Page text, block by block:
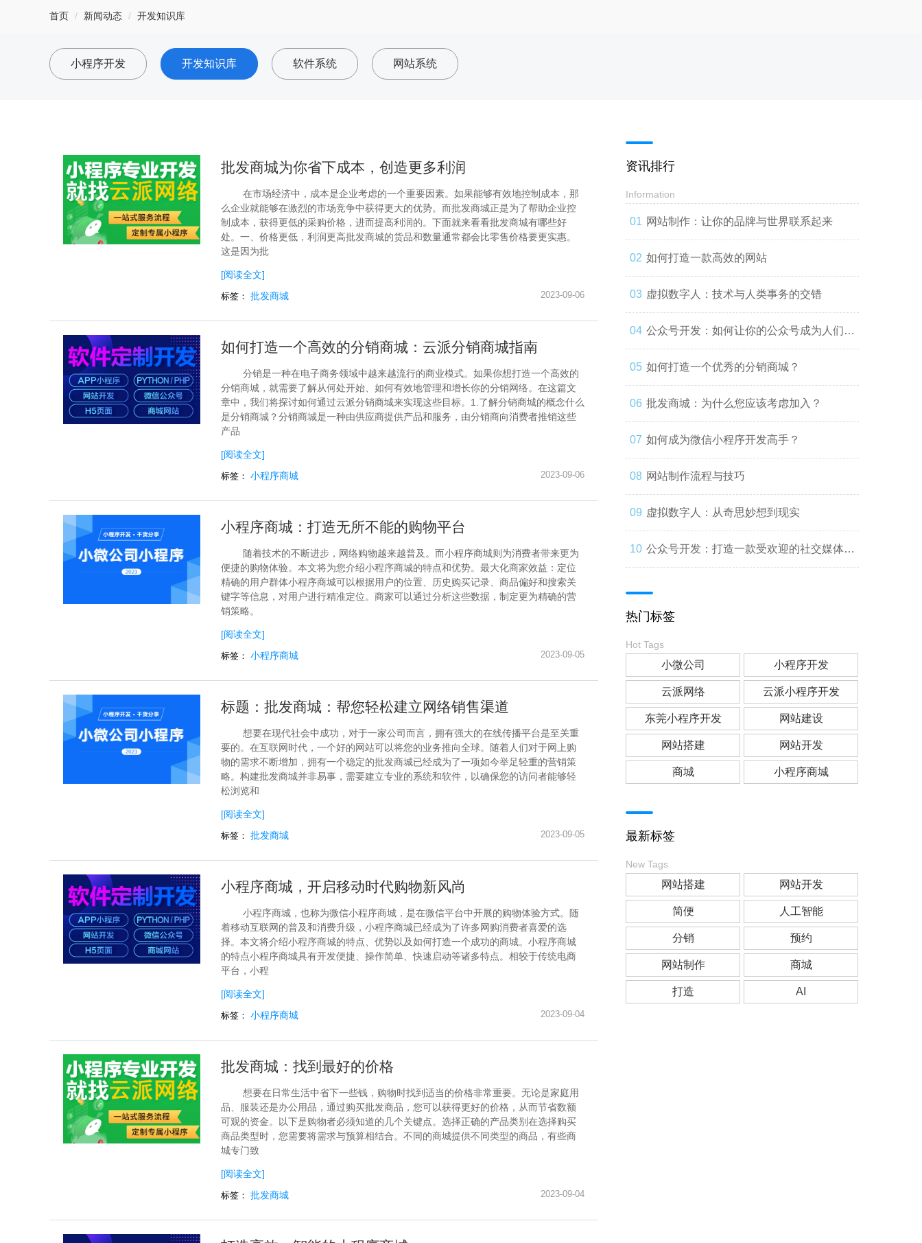
首页 新闻动态 开发知识库
小程序开发 开发知识库 软件系统 网站系统
批发商城为你省下成本，创造更多利润
在市场经济中，成本是企业考虑的一个重要因素。如果能够有效地控制成本，那
么企业就能够在激烈的市场竞争中获得更大的优势。而批发商城正是为了帮助企业控
制成本，获得更低的采购价格，进而提高利润的。下面就来看看批发商城有哪些好
处。一、价格更低，利润更高批发商城的货品和数量通常都会比零售价格要更实惠。
这是因为批
[阅读全文]
标签： 批发商城 2023-09-06
如何打造一个高效的分销商城：云派分销商城指南
分销是一种在电子商务领域中越来越流行的商业模式。如果你想打造一个高效的
分销商城，就需要了解从何处开始、如何有效地管理和增长你的分销网络。在这篇文
章中，我们将探讨如何通过云派分销商城来实现这些目标。1.了解分销商城的概念什么
是分销商城？分销商城是一种由供应商提供产品和服务，由分销商向消费者推销这些
产品
[阅读全文]
标签： 小程序商城 2023-09-06
小程序商城：打造无所不能的购物平台
随着技术的不断进步，网络购物越来越普及。而小程序商城则为消费者带来更为
便捷的购物体验。本文将为您介绍小程序商城的特点和优势。最大化商家效益：定位
精确的用户群体小程序商城可以根据用户的位置、历史购买记录、商品偏好和搜索关
键字等信息，对用户进行精准定位。商家可以通过分析这些数据，制定更为精确的营
销策略。
[阅读全文]
标签： 小程序商城 2023-09-05
标题：批发商城：帮您轻松建立网络销售渠道
想要在现代社会中成功，对于一家公司而言，拥有强大的在线传播平台是至关重
要的。在互联网时代，一个好的网站可以将您的业务推向全球。随着人们对于网上购
物的需求不断增加，拥有一个稳定的批发商城已经成为了一项如今举足轻重的营销策
略。构建批发商城并非易事，需要建立专业的系统和软件，以确保您的访问者能够轻
松浏览和
[阅读全文]
标签： 批发商城 2023-09-05
小程序商城，开启移动时代购物新风尚
小程序商城，也称为微信小程序商城，是在微信平台中开展的购物体验方式。随
着移动互联网的普及和消费升级，小程序商城已经成为了许多网购消费者喜爱的选
择。本文将介绍小程序商城的特点、优势以及如何打造一个成功的商城。小程序商城
的特点小程序商城具有开发便捷、操作简单、快速启动等诸多特点。相较于传统电商
平台，小程
[阅读全文]
标签： 小程序商城 2023-09-04
批发商城：找到最好的价格
想要在日常生活中省下一些钱，购物时找到适当的价格非常重要。无论是家庭用
品、服装还是办公用品，通过购买批发商品，您可以获得更好的价格，从而节省数额
可观的资金。以下是购物者必须知道的几个关键点。选择正确的产品类别在选择购买
商品类型时，您需要将需求与预算相结合。不同的商城提供不同类型的商品，有些商
城专门致
[阅读全文]
标签： 批发商城 2023-09-04
资讯排行
Information
网站制作：让你的品牌与世界联系起来
如何打造一款高效的网站
虚拟数字人：技术与人类事务的交错
公众号开发：如何让你的公众号成为人们心
中的第一选择
如何打造一个优秀的分销商城？
批发商城：为什么您应该考虑加入？
如何成为微信小程序开发高手？
网站制作流程与技巧
虚拟数字人：从奇思妙想到现实
公众号开发：打造一款受欢迎的社交媒体应
热门标签
Hot Tags
小微公司 小程序开发
云派网络 云派小程序开发
东莞小程序开发 网站建设
网站搭建 网站开发
商城 小程序商城
最新标签
New Tags
网站搭建 网站开发
简便 人工智能
分销 预约
网站制作 商城
打造 AI